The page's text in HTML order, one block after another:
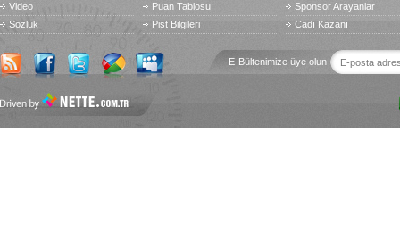
Video
Puan Tablosu
Sponsor Arayanlar
Sözlük
Pist Bilgileri Cadı Kazanı
E-Bültenimize üye olun